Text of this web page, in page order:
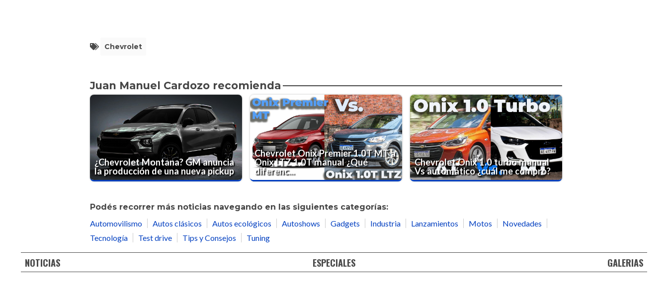
Chevrolet
Juan Manuel Cardozo recomienda
¿Chevrolet Montana? GM anuncia
la producción de una nueva pickup
Chevrolet Onix Premier 1.0T MT a
Onix LTZ 1.0T manual ¿Qué
diferenc...
Chevrolet Onix 1.0 turbo manual
Vs automático ¿cuál me compro?
Podés recorrer más noticias navegando en las siguientes categorías:
Automovilismo
Autos clásicos Autos ecológicos Autoshows Gadgets Industria Lanzamientos Motos
Novedades
Tecnología
Test drive Tips y Consejos Tuning
NOTICIAS ESPECIALES GALERIAS